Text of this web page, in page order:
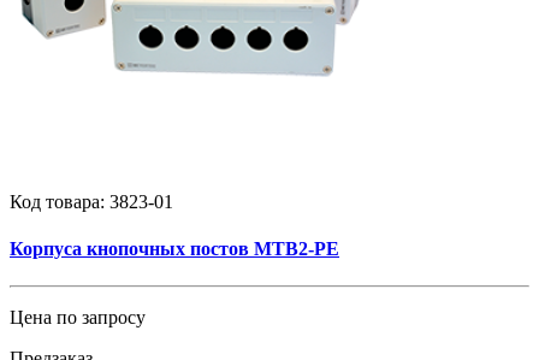
Код товара: 3823-01
Корпуса кнопочных постов MTB2-PE
Цена по запросу